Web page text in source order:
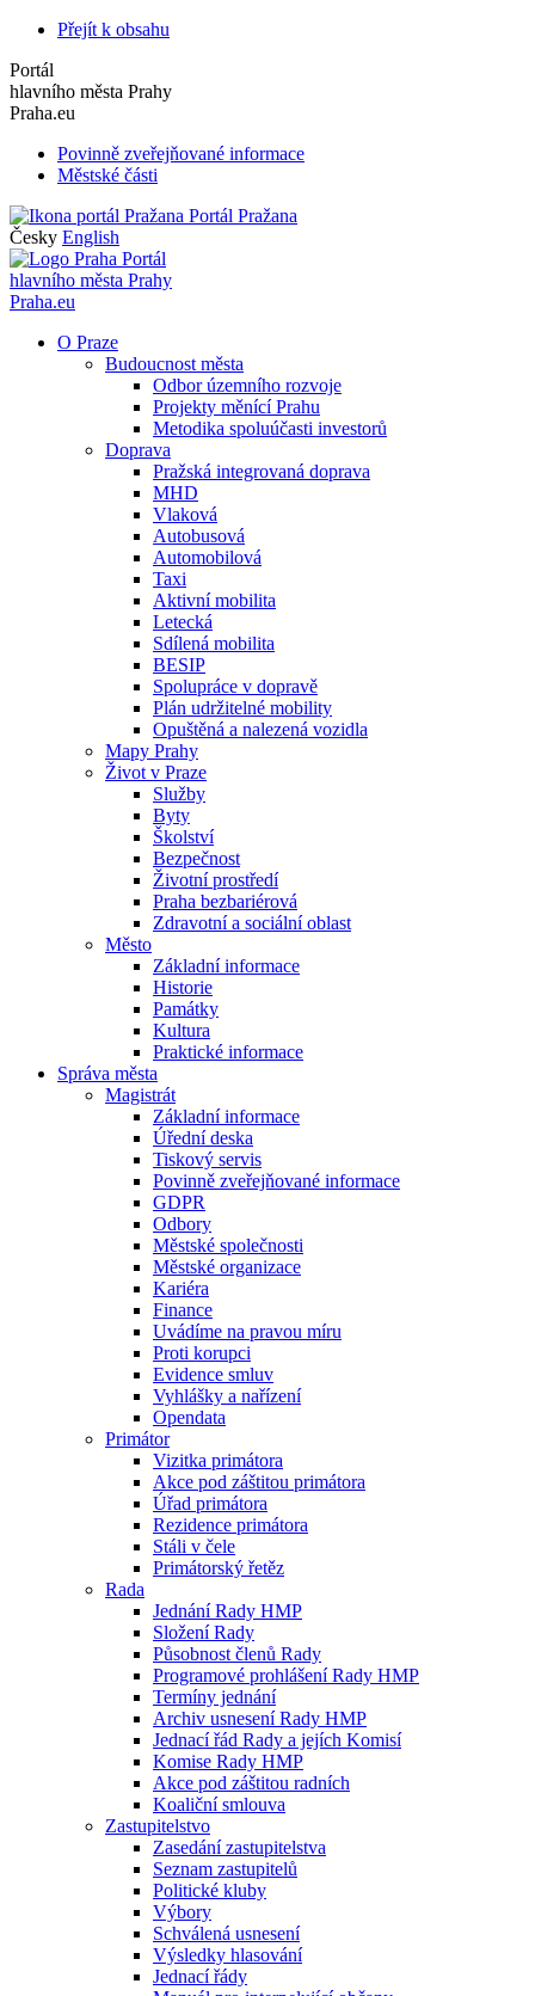
Přejít k obsahu
Portál
hlavního města Prahy
Praha.eu
Povinně zveřejňované informace
Městské části
Portál Pražana
Česky English
Portál
hlavního města Prahy
Praha.eu
O Praze
Budoucnost města
Odbor územního rozvoje
Projekty měnící Prahu
Metodika spoluúčasti investorů
Doprava
Pražská integrovaná doprava
MHD
Vlaková
Autobusová
Automobilová
Taxi
Aktivní mobilita
Letecká
Sdílená mobilita
BESIP
Spolupráce v dopravě
Plán udržitelné mobility
Opuštěná a nalezená vozidla
Mapy Prahy
Život v Praze
Služby
Byty
Školství
Bezpečnost
Životní prostředí
Praha bezbariérová
Zdravotní a sociální oblast
Město
Základní informace
Historie
Památky
Kultura
Praktické informace
Správa města
Magistrát
Základní informace
Úřední deska
Tiskový servis
Povinně zveřejňované informace
GDPR
Odbory
Městské společnosti
Městské organizace
Kariéra
Finance
Uvádíme na pravou míru
Proti korupci
Evidence smluv
Vyhlášky a nařízení
Opendata
Primátor
Vizitka primátora
Akce pod záštitou primátora
Úřad primátora
Rezidence primátora
Stáli v čele
Primátorský řetěz
Rada
Jednání Rady HMP
Složení Rady
Působnost členů Rady
Programové prohlášení Rady HMP
Termíny jednání
Archiv usnesení Rady HMP
Jednací řád Rady a jejích Komisí
Komise Rady HMP
Akce pod záštitou radních
Koaliční smlouva
Zastupitelstvo
Zasedání zastupitelstva
Seznam zastupitelů
Politické kluby
Výbory
Schválená usnesení
Výsledky hlasování
Jednací řády